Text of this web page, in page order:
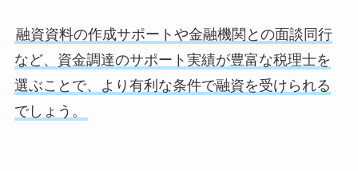
融資資料の作成サポートや金融機関との面談同行
など、資金調達のサポート実績が豊富な税理士を
選ぶことで、より有利な条件で融資を受けられる
でしょう。